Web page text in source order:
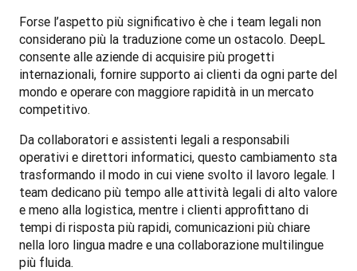
Forse l’aspetto più significativo è che i team legali non
considerano più la traduzione come un ostacolo. DeepL
consente alle aziende di acquisire più progetti
internazionali, fornire supporto ai clienti da ogni parte del
mondo e operare con maggiore rapidità in un mercato
competitivo.
Da collaboratori e assistenti legali a responsabili
operativi e direttori informatici, questo cambiamento sta
trasformando il modo in cui viene svolto il lavoro legale. I
team dedicano più tempo alle attività legali di alto valore
e meno alla logistica, mentre i clienti approfittano di
tempi di risposta più rapidi, comunicazioni più chiare
nella loro lingua madre e una collaborazione multilingue
più fluida.